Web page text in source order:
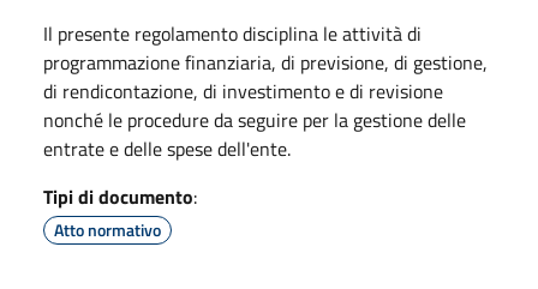
Il presente regolamento disciplina le attività di
programmazione finanziaria, di previsione, di gestione,
di rendicontazione, di investimento e di revisione
nonché le procedure da seguire per la gestione delle
entrate e delle spese dell'ente.
Tipi di documento:
Atto normativo